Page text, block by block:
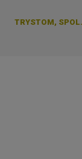
TRYSTOM,